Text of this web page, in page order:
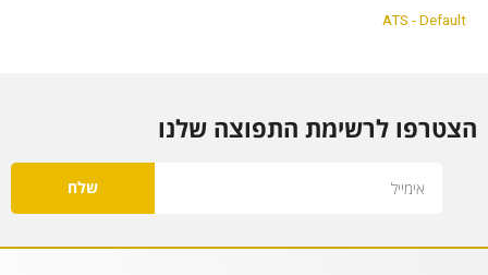
ATS - Default
הצטרפו לרשימת התפוצה שלנו
שלח